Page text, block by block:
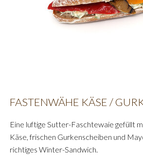
FASTENWÄHE KÄSE /
Eine luftige Sutter-Faschtewaie gefüllt
Käse, frischen Gurkenscheiben und
richtiges Winter-Sandwich.